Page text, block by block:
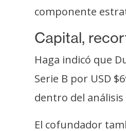
componente
Capital,
Haga indicó que
Serie B por USD
dentro del
El cofundador